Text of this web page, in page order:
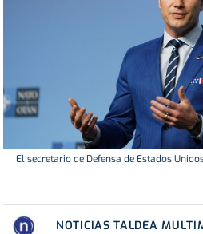
El secretario de Defensa de Estados
NOTICIAS TALDEA